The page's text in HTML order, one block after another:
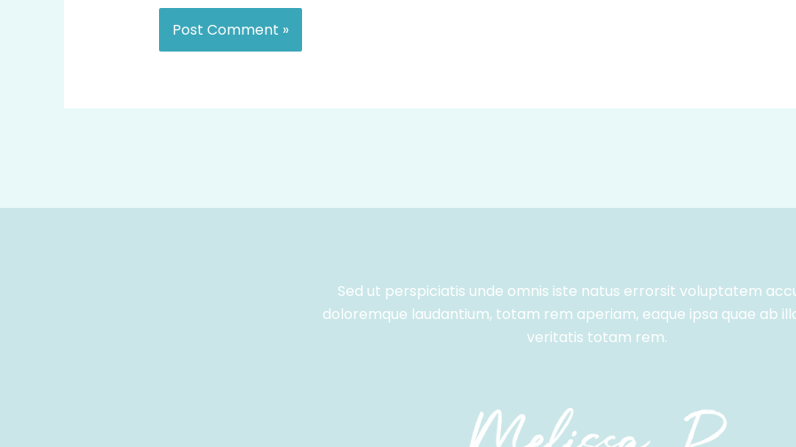
Sed ut perspiciatis unde omnis iste natus errorsit voluptatem
doloremque laudantium, totam rem aperiam, eaque ipsa quae ab
veritatis totam rem.